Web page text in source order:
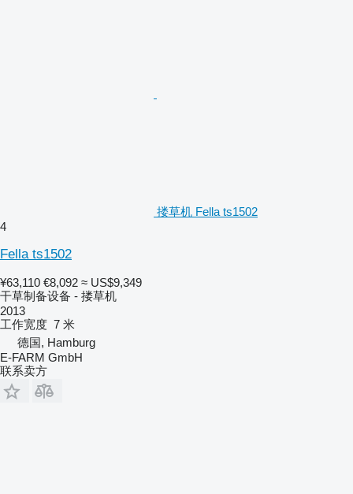
搂草机 Fella ts1502
4
Fella ts1502
¥63,110 €8,092 ≈ US$9,349
干草制备设备 - 搂草机
2013
工作宽度 7 米
德国, Hamburg
E-FARM GmbH
联系卖方